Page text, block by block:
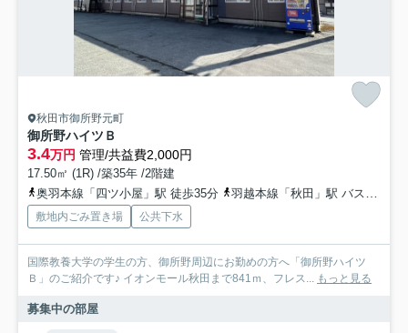
秋田市御所野元町
御所野ハイツＢ
3.4万円 管理/共益費2,000円
17.50㎡ (1R) /築35年 /2階建
奥羽本線「四ツ小屋」駅 徒歩35分
羽越本線「秋田」駅 バス31分 広面御所野線「御所野小学校入口」 停歩10分
敷地内ごみ置き場 公共下水
国際教養大学の学生の方、御所野周辺にお勤めの方へ「御所野ハイツ
Ｂ」のご紹介です♪ イオンモール秋田まで841ｍ、フレス... もっと見る
募集中の部屋